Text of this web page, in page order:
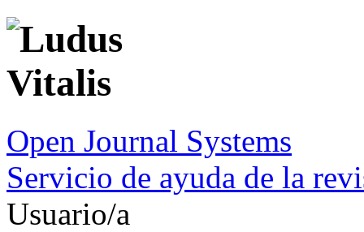
Open Journal Systems
Servicio de ayuda de la
Usuario/a